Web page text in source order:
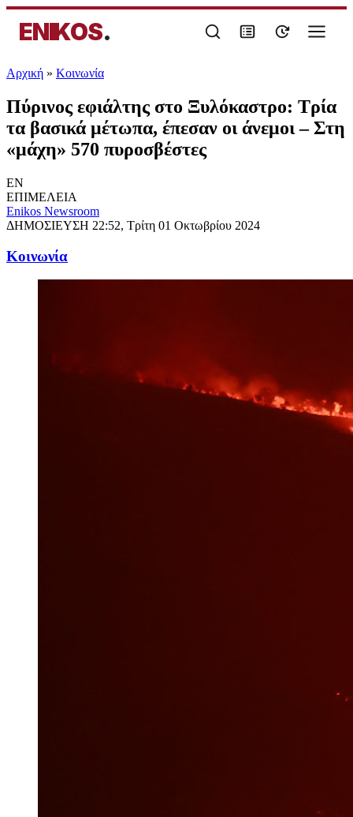
ENIKOS.
Αρχική » Κοινωνία
Πύρινος εφιάλτης στο Ξυλόκαστρο: Τρία
τα βασικά μέτωπα, έπεσαν οι άνεμοι – Στη
«μάχη» 570 πυροσβέστες
EN
ΕΠΙΜΕΛΕΙΑ
Enikos Newsroom
ΔΗΜΟΣΙΕΥΣΗ 22:52, Τρίτη 01 Οκτωβρίου 2024
Κοινωνία